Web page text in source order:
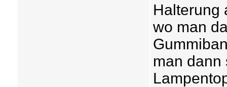
Halterung
wo man
man dann